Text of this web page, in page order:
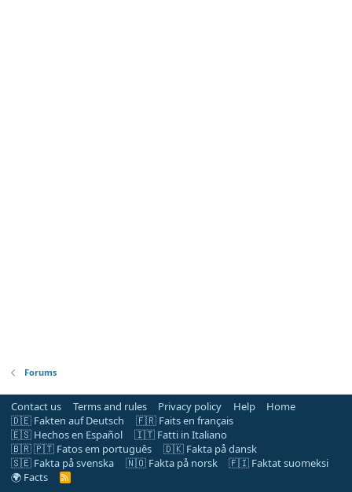
Forums
Contact us Terms and rules Privacy policy Help
Home
🇩🇪 Fakten auf Deutsch
🇫🇷 Faits en français
🇪🇸 Hechos en Español
🇮🇹 Fatti in Italiano
🇧🇷 🇵🇹 Fatos em português
🇩🇰 Fakta på dansk
🇸🇪 Fakta på svenska
🇳🇴 Fakta på norsk
🇫🇮 Faktat suomeksi
🌍 Facts
R